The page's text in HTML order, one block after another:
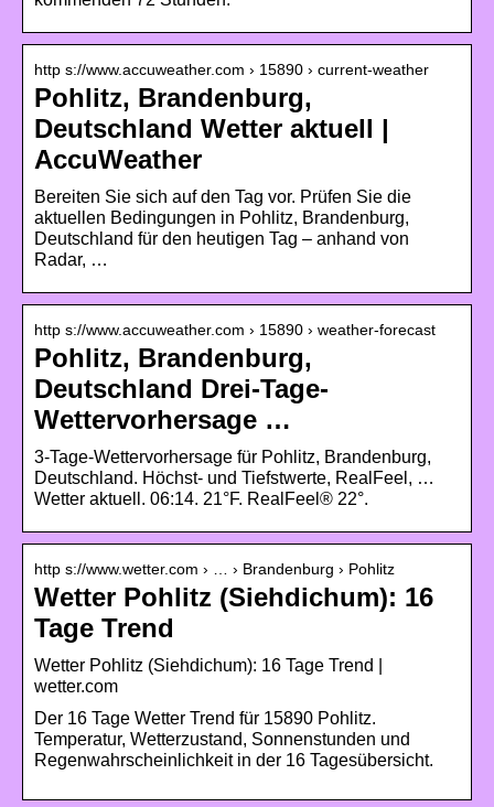
http s://www.accuweather.com › 15890 › current-weather
Pohlitz, Brandenburg,
Deutschland Wetter aktuell |
AccuWeather
Bereiten Sie sich auf den Tag vor. Prüfen Sie die
aktuellen Bedingungen in Pohlitz, Brandenburg,
Deutschland für den heutigen Tag – anhand von
Radar, …
http s://www.accuweather.com › 15890 › weather-forecast
Pohlitz, Brandenburg,
Deutschland Drei-Tage-
Wettervorhersage …
3-Tage-Wettervorhersage für Pohlitz, Brandenburg,
Deutschland. Höchst- und Tiefstwerte, RealFeel, …
Wetter aktuell. 06:14. 21°F. RealFeel® 22°.
http s://www.wetter.com › … › Brandenburg › Pohlitz
Wetter Pohlitz (Siehdichum): 16
Tage Trend
Wetter Pohlitz (Siehdichum): 16 Tage Trend |
wetter.com
Der 16 Tage Wetter Trend für 15890 Pohlitz.
Temperatur, Wetterzustand, Sonnenstunden und
Regenwahrscheinlichkeit in der 16 Tagesübersicht.